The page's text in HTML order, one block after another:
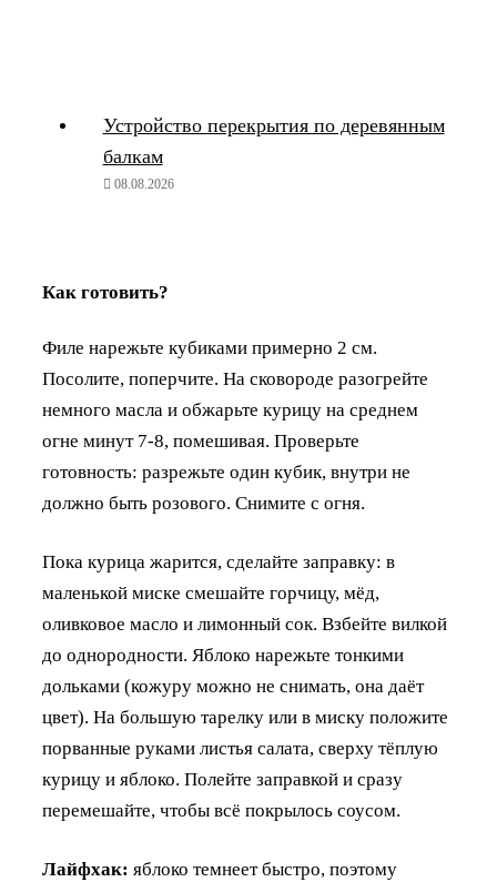
Устройство перекрытия по деревянным
балкам
08.08.2026
Как готовить?
Филе нарежьте кубиками примерно 2 см.
Посолите, поперчите. На сковороде разогрейте
немного масла и обжарьте курицу на среднем
огне минут 7-8, помешивая. Проверьте
готовность: разрежьте один кубик, внутри не
должно быть розового. Снимите с огня.
Пока курица жарится, сделайте заправку: в
маленькой миске смешайте горчицу, мёд,
оливковое масло и лимонный сок. Взбейте вилкой
до однородности. Яблоко нарежьте тонкими
дольками (кожуру можно не снимать, она даёт
цвет). На большую тарелку или в миску положите
порванные руками листья салата, сверху тёплую
курицу и яблоко. Полейте заправкой и сразу
перемешайте, чтобы всё покрылось соусом.
Лайфхак: яблоко темнеет быстро, поэтому